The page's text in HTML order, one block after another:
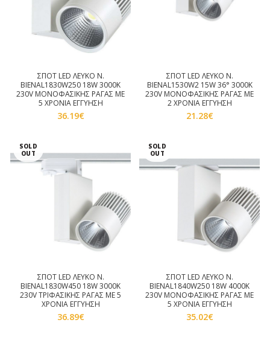
ΣΠΟΤ LED ΛΕΥΚΟ Ν.
BIENAL1830W250 18W 3000K
230V ΜΟΝΟΦΑΣΙΚΗΣ ΡΑΓΑΣ ΜΕ
5 ΧΡΟΝΙΑ ΕΓΓΥΗΣΗ
36.19€
ΣΠΟΤ LED ΛΕΥΚΟ Ν.
BIENAL1530W2 15W 36° 3000K
230V ΜΟΝΟΦΑΣΙΚΗΣ ΡΑΓΑΣ ΜΕ
2 ΧΡΟΝΙΑ ΕΓΓΥΗΣΗ
21.28€
SOLD
OUT
ΣΠΟΤ LED ΛΕΥΚΟ Ν.
BIENAL1830W450 18W 3000K
230V ΤΡΙΦΑΣΙΚΗΣ ΡΑΓΑΣ ΜΕ 5
ΧΡΟΝΙΑ ΕΓΓΥΗΣΗ
36.89€
SOLD
OUT
ΣΠΟΤ LED ΛΕΥΚΟ Ν.
BIENAL1840W250 18W 4000K
230V ΜΟΝΟΦΑΣΙΚΗΣ ΡΑΓΑΣ ΜΕ
5 ΧΡΟΝΙΑ ΕΓΓΥΗΣΗ
35.02€